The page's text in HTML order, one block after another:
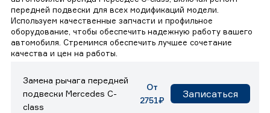
передней подвески для всех модификаций модели.
Используем качественные запчасти и профильное
оборудование, чтобы обеспечить надежную работу вашего
автомобиля. Стремимся обеспечить лучшее сочетание
качества и цен на работы.
Замена рычага передней
подвески Mercedes C-
class
От
2751₽
Записаться